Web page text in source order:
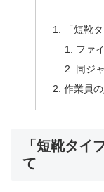
「短靴
ファ
同ジ
作業員
「短靴タイ
て